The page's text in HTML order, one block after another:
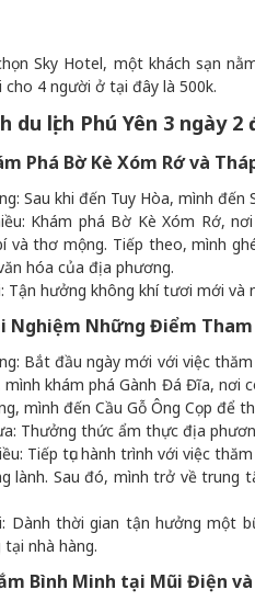
Sky Hotel, một khách sạn
cho 4 người ở tại đây là 500k.
du lịch Phú Yên 3 ngày 2
Phá Bờ Kè Xóm Rớ và
Sau khi đến Tuy Hòa, mình
Khám phá Bờ Kè Xóm Rớ,
và thơ mộng. Tiếp theo, mình
hóa của địa phương.
Tận hưởng không khí tươi mới và
Nghiệm Những Điểm
Bắt đầu ngày mới với việc
mình khám phá Gành Đá Đĩa, nơi
mình đến Cầu Gỗ Ông Cọp để
Thưởng thức ẩm thực địa
Tiếp tục hành trình với việc
lành. Sau đó, mình trở về trung
Dành thời gian tận hưởng một
nhà hàng.
Bình Minh tại Mũi Điện